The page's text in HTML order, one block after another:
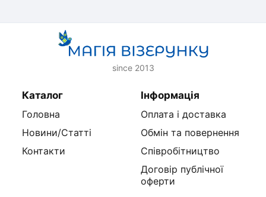
since 2013
Каталог
Головна
Новини/Статті
Контакти
Інформація
Оплата і доставка
Обмін та повернення
Співробітництво
Договір публічної
оферти